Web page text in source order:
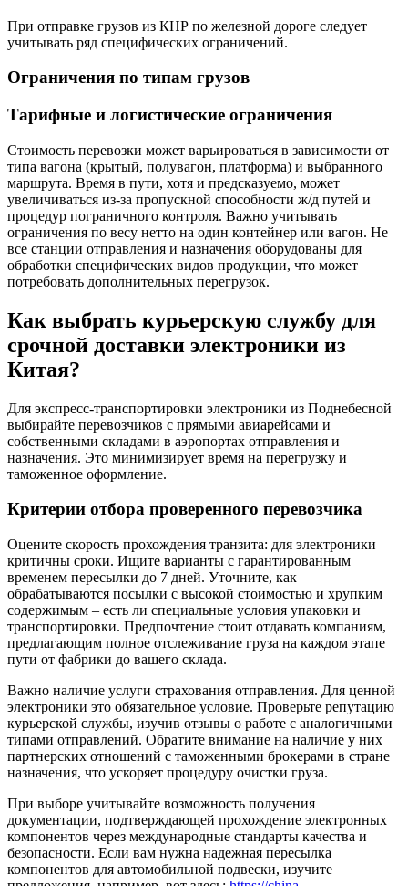
При отправке грузов из КНР по железной дороге следует
учитывать ряд специфических ограничений.
Ограничения по типам грузов
Тарифные и логистические ограничения
Стоимость перевозки может варьироваться в зависимости от
типа вагона (крытый, полувагон, платформа) и выбранного
маршрута. Время в пути, хотя и предсказуемо, может
увеличиваться из-за пропускной способности ж/д путей и
процедур пограничного контроля. Важно учитывать
ограничения по весу нетто на один контейнер или вагон. Не
все станции отправления и назначения оборудованы для
обработки специфических видов продукции, что может
потребовать дополнительных перегрузок.
Как выбрать курьерскую службу для
срочной доставки электроники из
Китая?
Для экспресс-транспортировки электроники из Поднебесной
выбирайте перевозчиков с прямыми авиарейсами и
собственными складами в аэропортах отправления и
назначения. Это минимизирует время на перегрузку и
таможенное оформление.
Критерии отбора проверенного перевозчика
Оцените скорость прохождения транзита: для электроники
критичны сроки. Ищите варианты с гарантированным
временем пересылки до 7 дней. Уточните, как
обрабатываются посылки с высокой стоимостью и хрупким
содержимым – есть ли специальные условия упаковки и
транспортировки. Предпочтение стоит отдавать компаниям,
предлагающим полное отслеживание груза на каждом этапе
пути от фабрики до вашего склада.
Важно наличие услуги страхования отправления. Для ценной
электроники это обязательное условие. Проверьте репутацию
курьерской службы, изучив отзывы о работе с аналогичными
типами отправлений. Обратите внимание на наличие у них
партнерских отношений с таможенными брокерами в стране
назначения, что ускоряет процедуру очистки груза.
При выборе учитывайте возможность получения
документации, подтверждающей прохождение электронных
компонентов через международные стандарты качества и
безопасности. Если вам нужна надежная пересылка
компонентов для автомобильной подвески, изучите